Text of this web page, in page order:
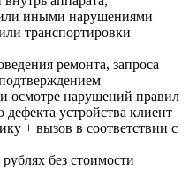
иными нарушениями
транспортировки
ремонта, запроса
осмотре нарушений правил
устройства клиент
+ вызов в соответствии с
без стоимости